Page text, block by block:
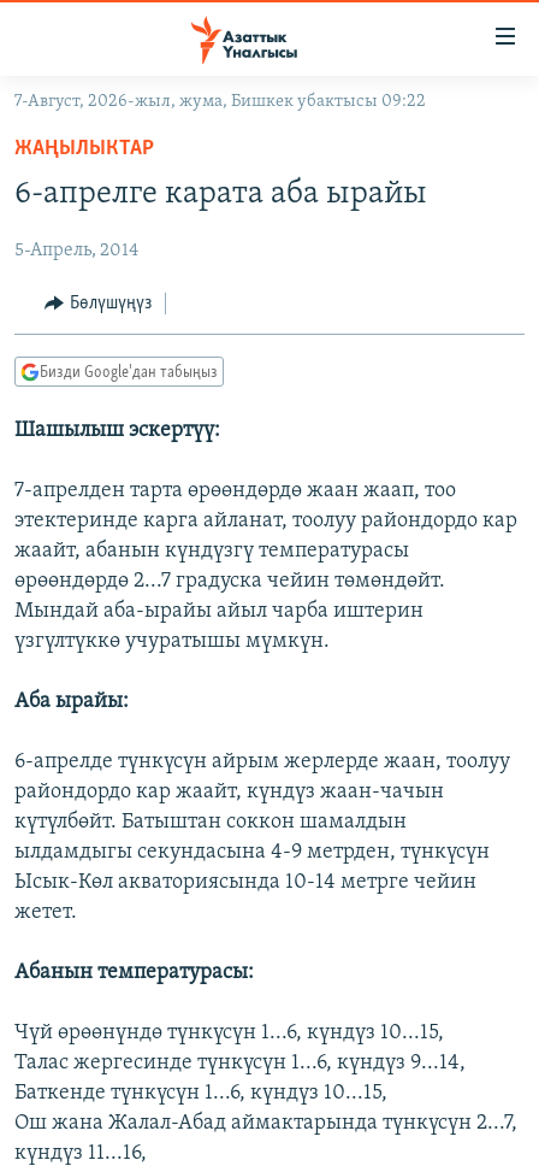
Навигацияга
өтүңүз
салыңызКЫРГЫЗСТАН
САЯСАТ
ЭКОНОМИКА
ДҮЙНӨ
ДҮЙНӨ
БОРБОР АЗИЯ
УКРАИНА
АТАЙЫН ИЛИКТӨӨ
БҮГҮН АЗАТТЫКТА
ЭКСПЕРТТЕР ТАЛДАЙТ
ДАНИСТЕ
ЭЖЕ-СИҢДИЛЕР
АЗАТТЫК+
ЫҢГАЙСЫЗ СУРООЛОР
ПОДКАСТ
ӨЗГӨЧӨ ПИКИР
Русский
ОНЛАЙН ШЕРИНЕ
7-Август, 2026-жыл, жума, Бишкек убактысы 09:22
ЖАҢЫЛЫКТАР
6-апрелге карата аба ырайы
5-Апрель, 2014
Бөлүшүңүз
Бизди Google'дан табыңыз
Шашылыш эскертүү:
7-апрелден тарта өрөөндөрдө жаан жаап, тоо
этектеринде карга айланат, тоолуу райондордо кар
жаайт, абанын күндүзгү температурасы
өрөөндөрдө 2...7 градуска чейин төмөндөйт.
Мындай аба-ырайы айыл чарба иштерин
үзгүлтүккө учуратышы мүмкүн.
Аба ырайы:
6-апрелде түнкүсүн айрым жерлерде жаан, тоолуу
райондордо кар жаайт, күндүз жаан-чачын
күтүлбөйт. Батыштан соккон шамалдын
ылдамдыгы секундасына 4-9 метрден, түнкүсүн
Ысык-Көл акваториясында 10-14 метрге чейин
жетет.
Абанын температурасы:
Чүй өрөөнүндө түнкүсүн 1...6, күндүз 10...15,
Талас жергесинде түнкүсүн 1...6, күндүз 9...14,
Баткенде түнкүсүн 1...6, күндүз 10...15,
Ош жана Жалал-Абад аймактарында түнкүсүн 2...7,
күндүз 11...16,